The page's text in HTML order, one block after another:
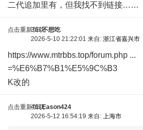
二代追加里有，但我找不到链接……
点击重新加载
3车 不想吃
2026-5-10 21:22:01 来自: 浙江省嘉兴市
https://www.mtrbbs.top/forum.php ...
=%E6%B7%B1%E5%9C%B3
K改的
点击重新加载
4车 Eason424
2026-5-12 16:54:19 来自: 上海市